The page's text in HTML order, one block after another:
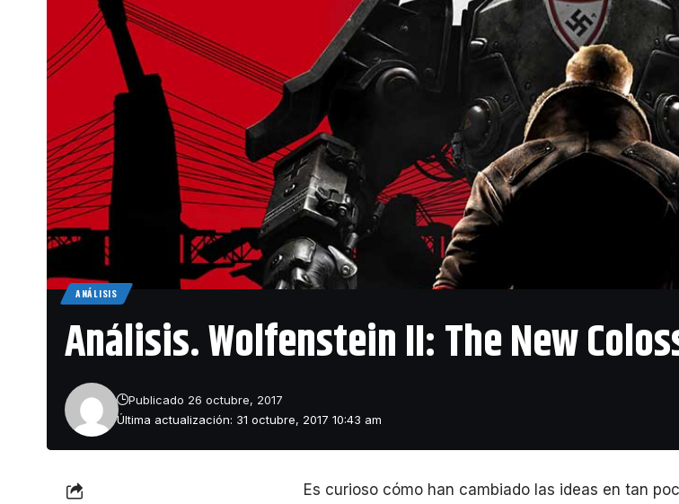
ANÁLISIS
Análisis. Wolfenstein II: The New
Última actualización: 31 octubre, 2017 10:43 am
Publicado 26 octubre, 2017
Es curioso cómo han cambiado las ideas en tan